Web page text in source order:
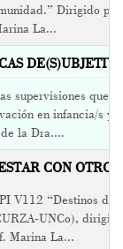
Dirigido
La...
supervisiones que
en infancia/s y
la Dra....
CON
V112 “Destinos
UNCo),
Marina La...